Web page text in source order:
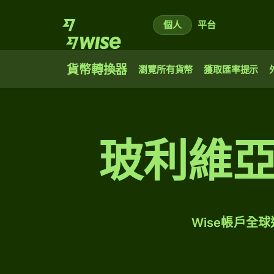
個人 平台
貨幣轉換器 瀏覽所有貨幣 獲取匯率提示
玻利維
Wise帳戶全球